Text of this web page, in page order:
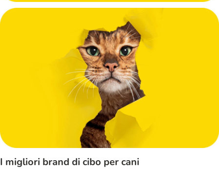
I migliori brand di cibo per cani